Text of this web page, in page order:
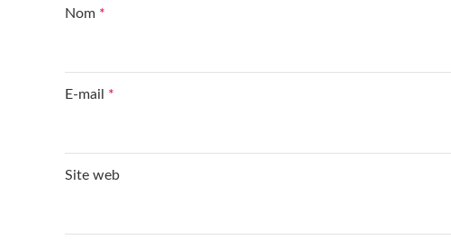
Nom *
E-mail *
Site web